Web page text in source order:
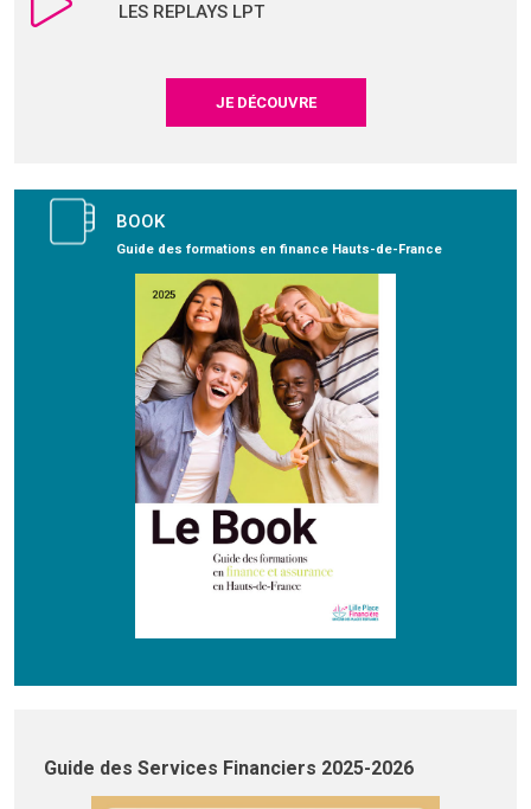
LES REPLAYS LPT
JE DÉCOUVRE
BOOK
Guide des formations en finance Hauts-de-France
Guide des Services Financiers 2025-2026